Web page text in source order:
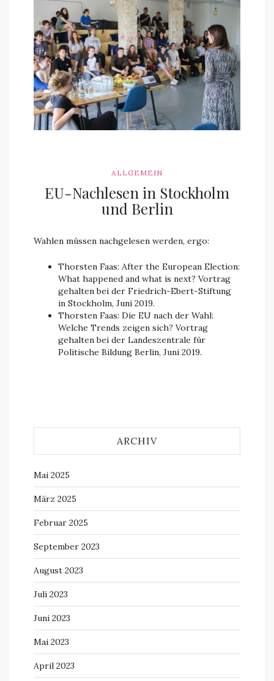
ALLGEMEIN
EU-Nachlesen in Stockholm
und Berlin
Wahlen müssen nachgelesen werden, ergo:
Thorsten Faas: After the European Election:
What happened and what is next? Vortrag
gehalten bei der Friedrich-Ebert-Stiftung
in Stockholm, Juni 2019.
Thorsten Faas: Die EU nach der Wahl:
Welche Trends zeigen sich? Vortrag
gehalten bei der Landeszentrale für
Politische Bildung Berlin, Juni 2019.
ARCHIV
Mai 2025
März 2025
Februar 2025
September 2023
August 2023
Juli 2023
Juni 2023
Mai 2023
April 2023